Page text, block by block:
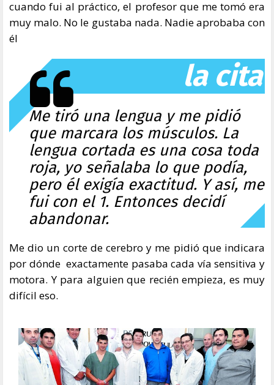
cuando fui al práctico, el profesor que me tomó era
muy malo. No le gustaba nada. Nadie aprobaba con
él
la cita
Me tiró una lengua y me pidió
que marcara los músculos. La
lengua cortada es una cosa toda
roja, yo señalaba lo que podía,
pero él exigía exactitud. Y así, me
fui con el 1. Entonces decidí
abandonar.
Me dio un corte de cerebro y me pidió que indicara
por dónde exactamente pasaba cada vía sensitiva y
motora. Y para alguien que recién empieza, es muy
difícil eso.